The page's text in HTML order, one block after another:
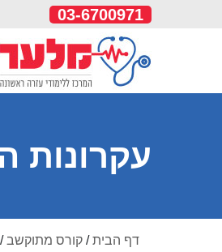
03-6700971
עקרונות
דף הבית/ קורס מתוקשב /